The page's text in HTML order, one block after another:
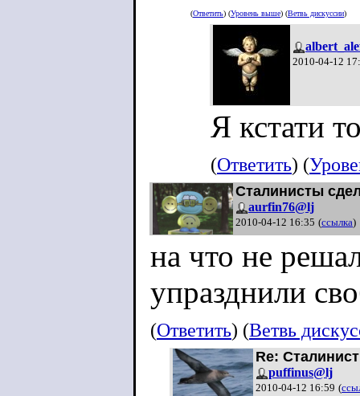
(Ответить) (Уровень выше) (Ветвь дискуссии)
2010-04-12
Я кстати
(Ответить) (
Сталинисты
aurfin76@lj
2010-04-12 16:35 (ссылка)
на что не
упразднили
(Ответить) (Ветвь
Re:
puffinus@lj
2010-04-12 16:59 (